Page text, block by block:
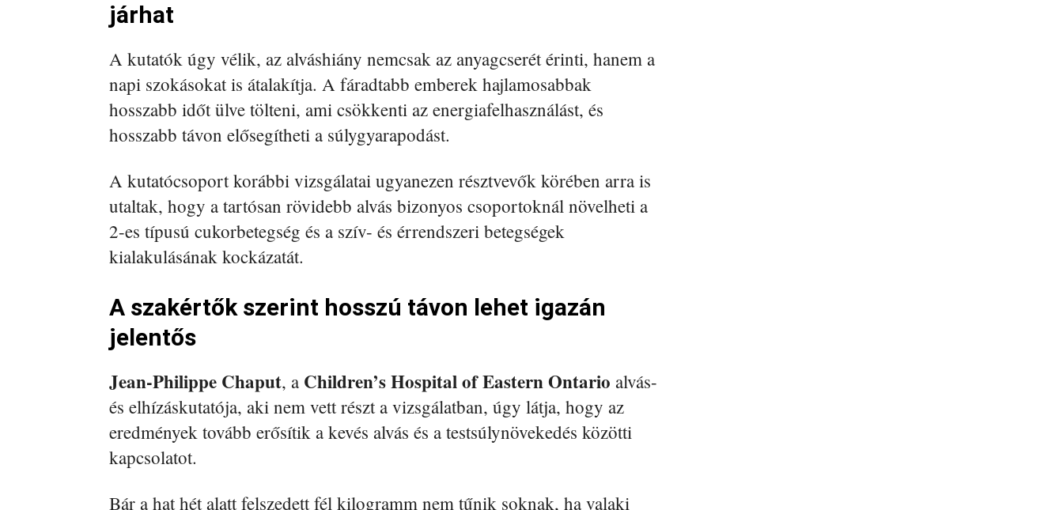
járhat
A kutatók úgy vélik, az alváshiány nemcsak az anyagcserét érinti, hanem a
napi szokásokat is átalakítja. A fáradtabb emberek hajlamosabbak
hosszabb időt ülve tölteni, ami csökkenti az energiafelhasználást, és
hosszabb távon elősegítheti a súlygyarapodást.
A kutatócsoport korábbi vizsgálatai ugyanezen résztvevők körében arra is
utaltak, hogy a tartósan rövidebb alvás bizonyos csoportoknál növelheti a
2-es típusú cukorbetegség és a szív- és érrendszeri betegségek
kialakulásának kockázatát.
A szakértők szerint hosszú távon lehet igazán
jelentős
Jean-Philippe Chaput, a Children’s Hospital of Eastern Ontario alvás-
és elhízáskutatója, aki nem vett részt a vizsgálatban, úgy látja, hogy az
eredmények tovább erősítik a kevés alvás és a testsúlynövekedés közötti
kapcsolatot.
Bár a hat hét alatt felszedett fél kilogramm nem tűnik soknak, ha valaki